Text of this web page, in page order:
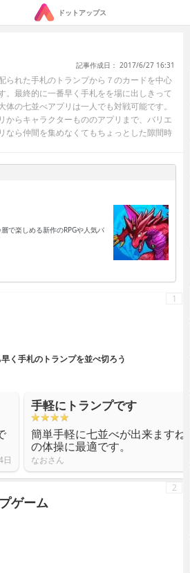
ドットアップス
記事作成日： 2017/6/27 16:31
られた手札のトランプから７のカードを中心
。最終的に一番早く手札をを場に出しきって
の七並べアプリは一人でも対戦可能です。
からキャラクターもののアプリまで、バリエ
なら仲間を集めなくてもちょっとした隙間時
で楽しめる新作のRPGや人気パ
く手札のトランプを並べ切ろう
1
日
手軽にトランプです
簡単手軽に七並べが出来ますね
の体操に最適です。
なおさん
ゲーム
2